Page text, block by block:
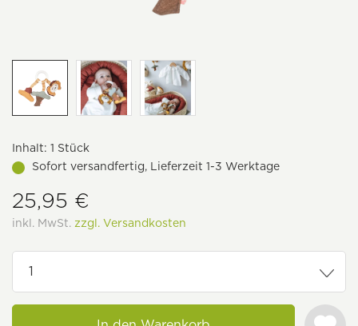
Inhalt: 1 Stück
Sofort versandfertig, Lieferzeit 1-3 Werktage
25,95 €
inkl. MwSt. zzgl. Versandkosten